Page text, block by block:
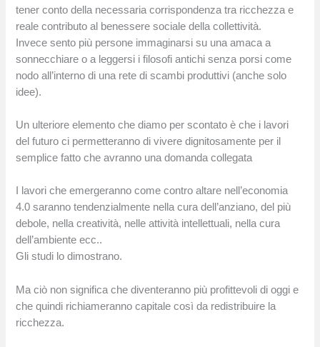
tener conto della necessaria corrispondenza tra ricchezza e
reale contributo al benessere sociale della collettività.
Invece sento più persone immaginarsi su una amaca a
sonnecchiare o a leggersi i filosofi antichi senza porsi come
nodo all’interno di una rete di scambi produttivi (anche solo
idee).
Un ulteriore elemento che diamo per scontato è che i lavori
del futuro ci permetteranno di vivere dignitosamente per il
semplice fatto che avranno una domanda collegata
I lavori che emergeranno come contro altare nell’economia
4.0 saranno tendenzialmente nella cura dell’anziano, del più
debole, nella creatività, nelle attività intellettuali, nella cura
dell’ambiente ecc..
Gli studi lo dimostrano.
Ma ciò non significa che diventeranno più profittevoli di oggi e
che quindi richiameranno capitale così da redistribuire la
ricchezza.